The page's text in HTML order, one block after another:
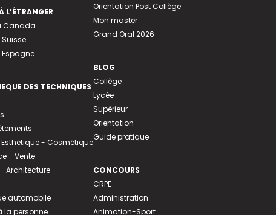
L’ÉTRANGER
Canada
Suisse
Espagne
DES TECHNIQUES
- Cosmétique
- Vente
Architecture
automobile
la personne
Orientation Post Collège
Mon master
Grand Oral 2026
BLOG
Collège
Lycée
Supérieur
Orientation
Guide pratique
CONCOURS
CRPE
Administration
Animation-Sport